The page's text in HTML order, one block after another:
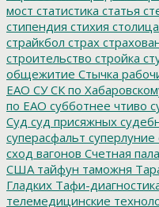
мост статистика статья
стипендия стихия столица
страйкбол страх
строительство стройка
общежитие Стычка
ЕАО СУ СК по
по ЕАО субботнее чтиво
Суд суд присяжных
суперасфальт суперлуние
сход вагонов Счетная
США тайфун таможня
Гладких Тафи-
телемедицинские